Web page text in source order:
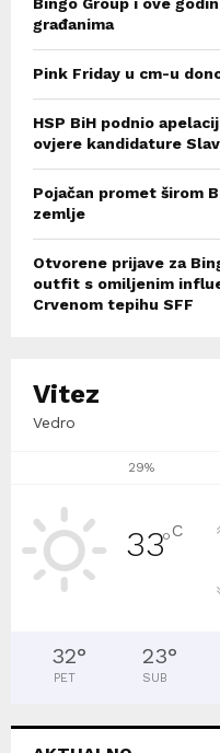
građanima
Pink Friday u cm-u
HSP BiH podnio
ovjere kandidature
Pojačan promet širom
zemlje
Otvorene prijave za
outfit s omiljenim
Crvenom tepihu SFF
Vitez
Vedro
29%
33°C
32°
PET
23°
SUB